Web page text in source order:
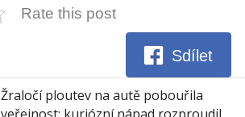
Rate this post
Sdílet
Žraločí ploutev na autě pobouřila